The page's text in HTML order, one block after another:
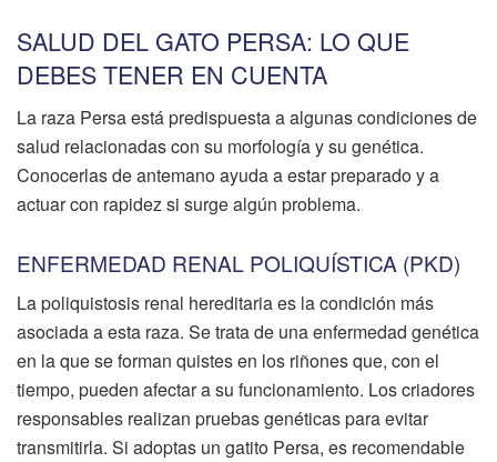
SALUD DEL GATO PERSA: LO QUE
DEBES TENER EN CUENTA
La raza Persa está predispuesta a algunas condiciones de
salud relacionadas con su morfología y su genética.
Conocerlas de antemano ayuda a estar preparado y a
actuar con rapidez si surge algún problema.
ENFERMEDAD RENAL POLIQUÍSTICA (PKD)
La poliquistosis renal hereditaria es la condición más
asociada a esta raza. Se trata de una enfermedad genética
en la que se forman quistes en los riñones que, con el
tiempo, pueden afectar a su funcionamiento. Los criadores
responsables realizan pruebas genéticas para evitar
transmitirla. Si adoptas un gatito Persa, es recomendable